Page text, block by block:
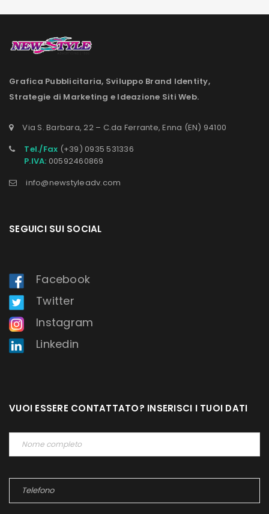
Grafica Pubblicitaria, Sviluppo Brand Identity,
Strategie di Marketing e Ideazione Siti Web.
Via S. Barbara, 22 – C.da Ferrante, Enna (EN) 94100
Tel./Fax (+39) 0935 531336
P.IVA: 00592460869
info@newstyleadv.com
SEGUICI SUI SOCIAL
Facebook
Twitter
Instagram
Linkedin
VUOI ESSERE CONTATTATO? INSERISCI I TUOI DATI